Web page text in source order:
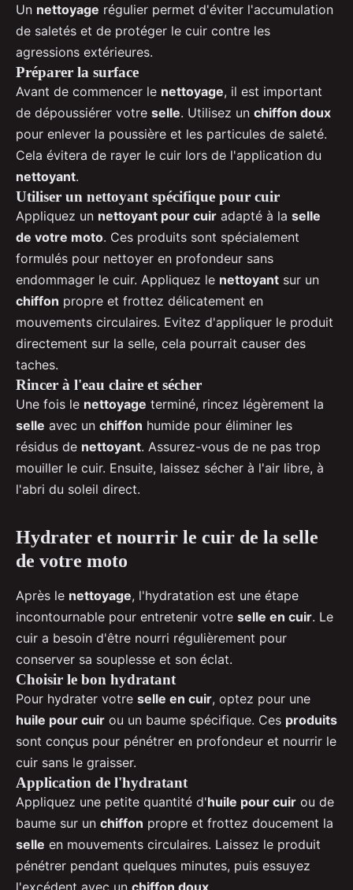
Un nettoyage régulier permet d'éviter l'accumulation
de saletés et de protéger le cuir contre les
agressions extérieures.
Préparer la surface
Avant de commencer le nettoyage, il est important
de dépoussiérer votre selle. Utilisez un chiffon doux
pour enlever la poussière et les particules de saleté.
Cela évitera de rayer le cuir lors de l'application du
nettoyant.
Utiliser un nettoyant spécifique pour cuir
Appliquez un nettoyant pour cuir adapté à la selle
de votre moto. Ces produits sont spécialement
formulés pour nettoyer en profondeur sans
endommager le cuir. Appliquez le nettoyant sur un
chiffon propre et frottez délicatement en
mouvements circulaires. Evitez d'appliquer le produit
directement sur la selle, cela pourrait causer des
taches.
Rincer à l'eau claire et sécher
Une fois le nettoyage terminé, rincez légèrement la
selle avec un chiffon humide pour éliminer les
résidus de nettoyant. Assurez-vous de ne pas trop
mouiller le cuir. Ensuite, laissez sécher à l'air libre, à
l'abri du soleil direct.
Hydrater et nourrir le cuir de la selle
de votre moto
Après le nettoyage, l'hydratation est une étape
incontournable pour entretenir votre selle en cuir. Le
cuir a besoin d'être nourri régulièrement pour
conserver sa souplesse et son éclat.
Choisir le bon hydratant
Pour hydrater votre selle en cuir, optez pour une
huile pour cuir ou un baume spécifique. Ces produits
sont conçus pour pénétrer en profondeur et nourrir le
cuir sans le graisser.
Application de l'hydratant
Appliquez une petite quantité d'huile pour cuir ou de
baume sur un chiffon propre et frottez doucement la
selle en mouvements circulaires. Laissez le produit
pénétrer pendant quelques minutes, puis essuyez
l'excédent avec un chiffon doux